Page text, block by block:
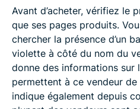
Avant d’acheter, vérifiez le
que ses pages produits.
chercher la présence d’un
violette à côté du nom du
donne des informations sur
permettent à ce vendeur de
indique également depuis